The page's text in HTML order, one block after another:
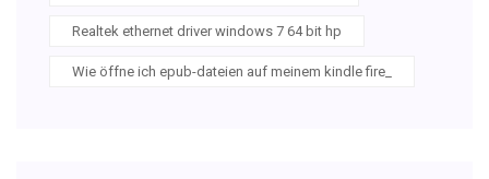
Realtek ethernet driver windows 7 64 bit hp
Wie öffne ich epub-dateien auf meinem kindle fire_